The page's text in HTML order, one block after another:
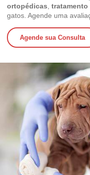
ortopédicas tratamento
gatos. Agende uma
Agende sua Consulta